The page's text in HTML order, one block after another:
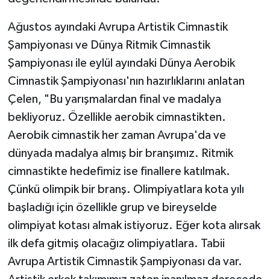
Ağustos ayındaki Avrupa Artistik Cimnastik
Şampiyonası ve Dünya Ritmik Cimnastik
Şampiyonası ile eylül ayındaki Dünya Aerobik
Cimnastik Şampiyonası'nın hazırlıklarını anlatan
Çelen, "Bu yarışmalardan final ve madalya
bekliyoruz. Özellikle aerobik cimnastikten.
Aerobik cimnastik her zaman Avrupa'da ve
dünyada madalya almış bir branşımız. Ritmik
cimnastikte hedefimiz ise finallere katılmak.
Çünkü olimpik bir branş. Olimpiyatlara kota yılı
başladığı için özellikle grup ve bireyselde
olimpiyat kotası almak istiyoruz. Eğer kota alırsak
ilk defa gitmiş olacağız olimpiyatlara. Tabii
Avrupa Artistik Cimnastik Şampiyonası da var.